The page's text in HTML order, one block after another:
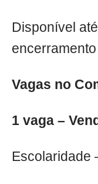
Disponível
Vagas no
1 vaga –
Escolaridade